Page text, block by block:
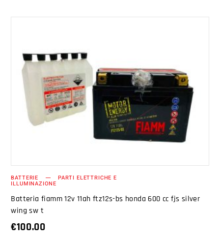
AGGIUNGI AL CARRELLO
BATTERIE PARTI ELETTRICHE E
ILLUMINAZIONE
Batteria fiamm 12v 11ah ftz12s-bs honda 600 cc fjs silver
wing sw t
€100.00